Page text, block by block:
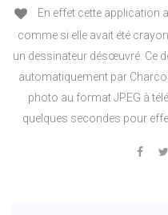
En effet cette application
comme si elle avait été
un dessinateur désœuvré. Ce
automatiquement par
photo au format JPEG à
quelques secondes pour